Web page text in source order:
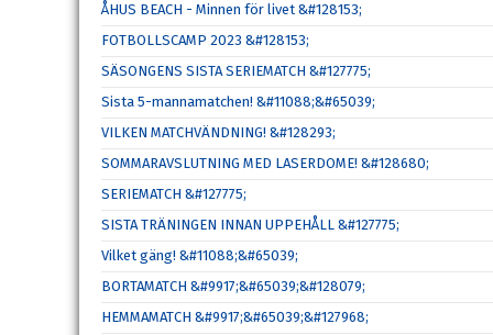
ÅHUS BEACH - Minnen för livet &#128153;
FOTBOLLSCAMP 2023 &#128153;
SÄSONGENS SISTA SERIEMATCH &#127775;
Sista 5-mannamatchen! &#11088;&#65039;
VILKEN MATCHVÄNDNING! &#128293;
SOMMARAVSLUTNING MED LASERDOME! &#128680;
SERIEMATCH &#127775;
SISTA TRÄNINGEN INNAN UPPEHÅLL &#127775;
Vilket gäng! &#11088;&#65039;
BORTAMATCH &#9917;&#65039;&#128079;
HEMMAMATCH &#9917;&#65039;&#127968;